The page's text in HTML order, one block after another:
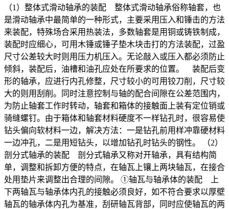
（1）整体式滑动轴承的装配 整体式滑动轴承俗称轴套，也
是滑动轴承中最简单的一种形式，主要采用压入和锤击的方法
来装配，特殊场合采用热装法，多数轴套是用铜或铸铁制成，
装配时应细心，可用木锤或锤子垫木块击打的方法装配，过盈
尺寸公差较大时则用压力机压入。无论敲入或压入都必须防止
倾斜，装配后，油槽和油孔应处在所要求的位置。 装配后变
形的轴承，应进行内孔修整，尺寸较小的可用铰刀削，尺寸较
大的则用刮削。同时注意控制与轴的配合间隙在公差范围内，
为防止轴套工作时转动，轴套和箱体的接触面上装有定位销或
骑缝螺钉。由于箱体和轴套材料硬度不一样钻孔时，很容易使
钻头偏向软材料一边，解决方法：一是钻孔前用样冲靠硬材料
一边冲孔，二是用短钻头，以增加钻孔时钻头的钢性。 （2）
剖分式轴承的装配 剖分式轴承又称对开轴承，具有结构简
单，调整和拆卸方便的特点，在轴瓦上镶上两块轴瓦，在接合
处用垫片来调整出合理的间隙。 ①轴瓦与轴承体的装配 上
下两轴瓦与轴承体内孔的接触必须良好，如不符合要求以厚壁
轴瓦的轴承体内孔为基准，刮研轴瓦背部，同时应使轴瓦的两